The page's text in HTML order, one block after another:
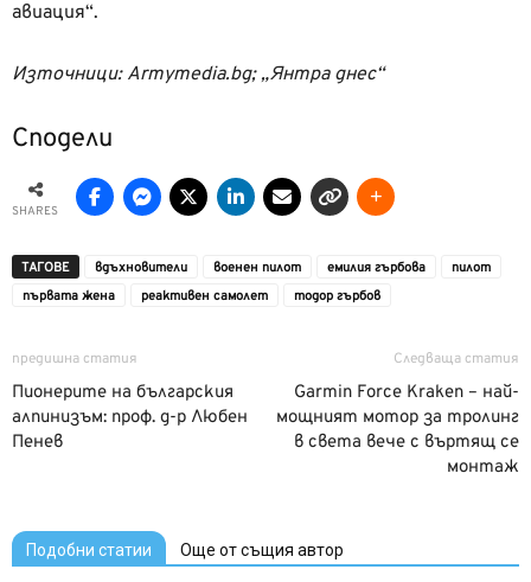
авиация“.
Източници: Аrmymedia.bg; „Янтра днес“
Сподели
SHARES
ТАГОВЕ вдъхновители военен пилот емилия гърбова
пилот
първата жена
реактивен самолет тодор гърбов
предишна статия
Пионерите на българския
алпинизъм: проф. д-р Любен
Пенев
Следваща статия
Garmin Force Kraken – най-
мощният мотор за тролинг
в света вече с въртящ се
монтаж
Подобни статии Още от същия автор